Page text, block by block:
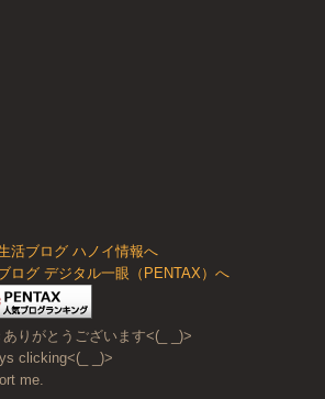
りがとうございます<(_ _)>
clicking<(_ _)>
me.